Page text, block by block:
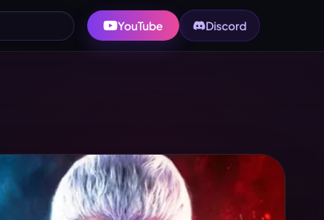
YouTube Discord